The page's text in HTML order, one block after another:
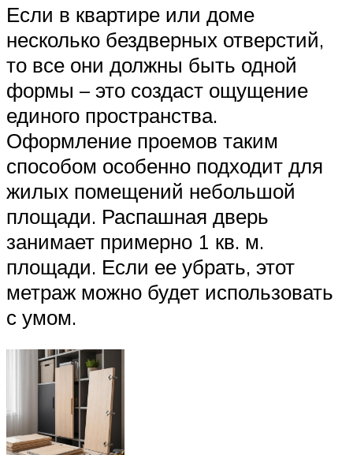
Если в квартире или доме
несколько бездверных отверстий,
то все они должны быть одной
формы – это создаст ощущение
единого пространства.
Оформление проемов таким
способом особенно подходит для
жилых помещений небольшой
площади. Распашная дверь
занимает примерно 1 кв. м.
площади. Если ее убрать, этот
метраж можно будет использовать
с умом.